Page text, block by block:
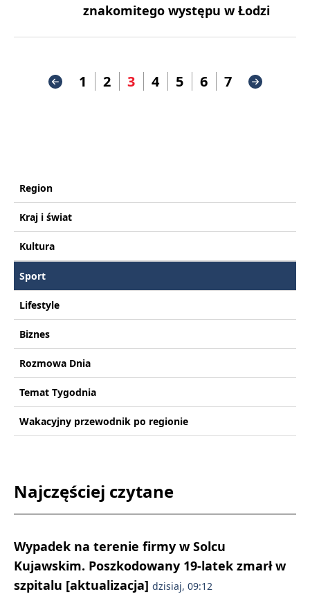
znakomitego występu w Łodzi
1 2 3 4 5 6 7
Region
Kraj i świat
Kultura
Sport
Lifestyle
Biznes
Rozmowa Dnia
Temat Tygodnia
Wakacyjny przewodnik po regionie
Najczęściej czytane
Wypadek na terenie firmy w Solcu
Kujawskim. Poszkodowany 19-latek zmarł w
szpitalu [aktualizacja] dzisiaj, 09:12